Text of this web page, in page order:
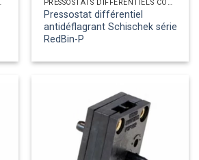
CÔTÉ AIR PRESSOSTATS DIFFÉRENTIELS CÔTÉ AIR
Pressostat différentiel
antidéflagrant Schischek série
RedBin-P